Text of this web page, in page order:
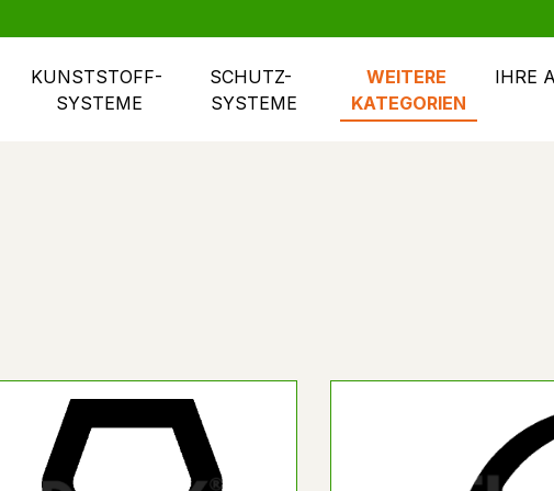
KUNSTSTOFF-
SYSTEME
SCHUTZ-
SYSTEME
WEITERE
KATEGORIEN
IHRE